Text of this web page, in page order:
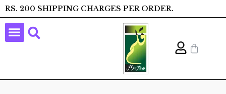
RS. 200 SHIPPING CHARGES PER ORDER.